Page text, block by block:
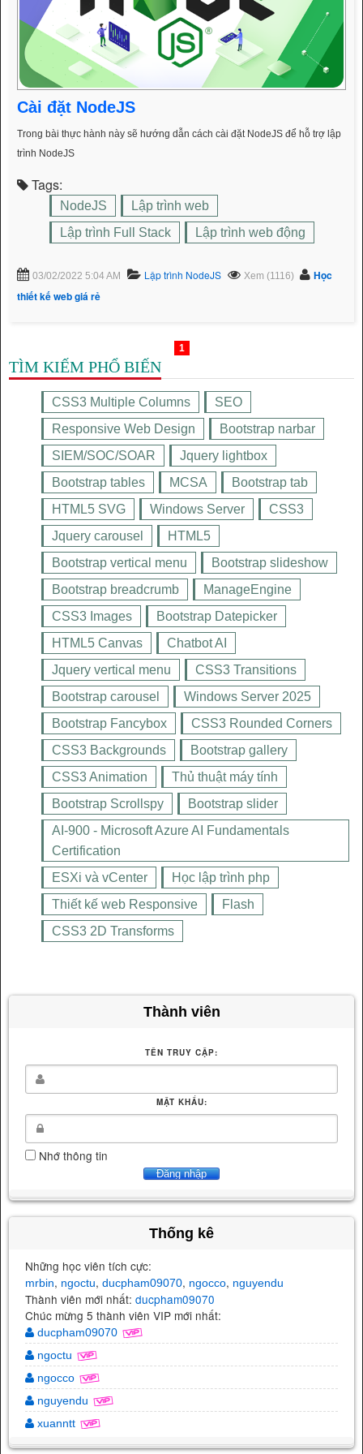
Cài đặt NodeJS
Trong bài thực hành này sẽ hướng dẫn cách cài đặt NodeJS để hỗ trợ lập
trình NodeJS
Tags:
NodeJS
Lập trình web
Lập trình Full Stack
Lập trình web động
03/02/2022 5:04 AM Lập trình NodeJS Xem (1116)
Học
thiết kế web giá rẻ
1
TÌM KIẾM PHỔ BIẾN
CSS3 Multiple Columns
SEO
Responsive Web Design
Bootstrap narbar
SIEM/SOC/SOAR
Jquery lightbox
Bootstrap tables
MCSA
Bootstrap tab
HTML5 SVG
Windows Server
CSS3
Jquery carousel
HTML5
Bootstrap vertical menu
Bootstrap slideshow
Bootstrap breadcrumb
ManageEngine
CSS3 Images
Bootstrap Datepicker
HTML5 Canvas
Chatbot AI
Jquery vertical menu
CSS3 Transitions
Bootstrap carousel
Windows Server 2025
Bootstrap Fancybox
CSS3 Rounded Corners
CSS3 Backgrounds
Bootstrap gallery
CSS3 Animation
Thủ thuật máy tính
Bootstrap Scrollspy
Bootstrap slider
AI-900 - Microsoft Azure AI Fundamentals
Certification
ESXi và vCenter
Học lập trình php
Thiết kế web Responsive
Flash
CSS3 2D Transforms
Thành viên
TÊN TRUY CẬP:
MẬT KHẨU:
Nhớ thông tin
Thống kê
Những học viên tích cực:
mrbin, ngoctu, ducpham09070, ngocco, nguyendu
Thành viên mới nhất: ducpham09070
Chúc mừng 5 thành viên VIP mới nhất:
ducpham09070
ngoctu
ngocco
nguyendu
xuanntt